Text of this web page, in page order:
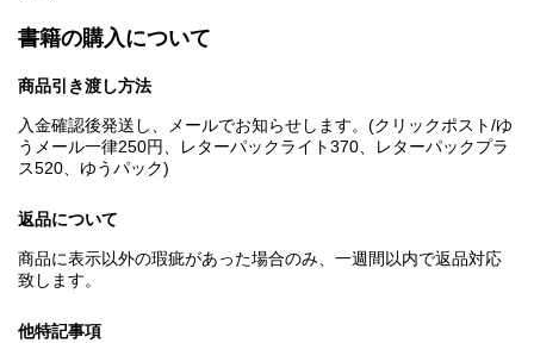
書籍の購入について
商品引き渡し方法
入金確認後発送し、メールでお知らせします。(クリックポスト/ゆ
うメール一律250円、レターパックライト370、レターパックプラ
ス520、ゆうパック)
返品について
商品に表示以外の瑕疵があった場合のみ、一週間以内で返品対応
致します。
他特記事項